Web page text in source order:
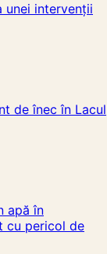
unei intervenții
de înec în Lacul
apă în
cu pericol de